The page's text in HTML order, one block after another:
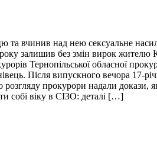
та вчинив над нею сексуальне
залишив без змін вирок жителю
Тернопільської обласної
Після випускного вечора 17-
прокурори надали докази,
собі віку в СІЗО: деталі […]